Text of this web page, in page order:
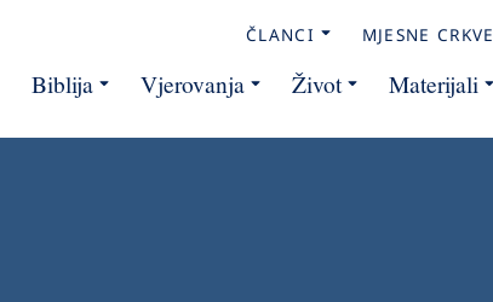
ČLANCI MJESNE CRKVE
Biblija Vjerovanja Život Materijali